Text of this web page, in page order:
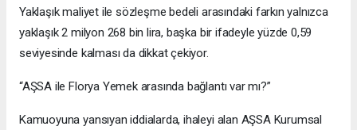
Yaklaşık maliyet ile sözleşme bedeli arasındaki farkın yalnızca
yaklaşık 2 milyon 268 bin lira, başka bir ifadeyle yüzde 0,59
seviyesinde kalması da dikkat çekiyor.
“AŞSA ile Florya Yemek arasında bağlantı var mı?”
Kamuoyuna yansıyan iddialarda, ihaleyi alan AŞSA Kurumsal